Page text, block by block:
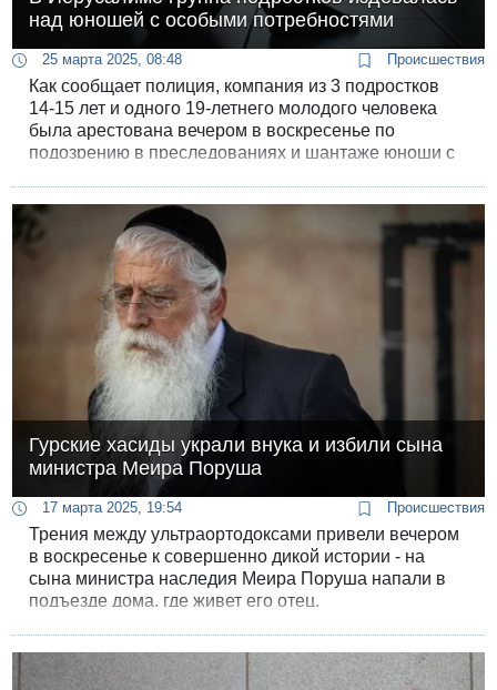
над юношей с особыми потребностями
25 марта 2025, 08:48 Происшествия
Как сообщает полиция, компания из 3 подростков
14-15 лет и одного 19-летнего молодого человека
была арестована вечером в воскресенье по
подозрению в преследованиях и шантаже юноши с
Гурские хасиды украли внука и избили сына
министра Меира Поруша
17 марта 2025, 19:54 Происшествия
Трения между ультраортодоксами привели вечером
в воскресенье к совершенно дикой истории - на
сына министра наследия Меира Поруша напали в
подъезде дома, где живет его отец.